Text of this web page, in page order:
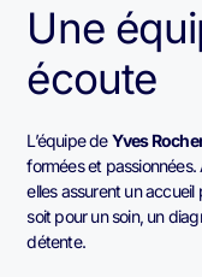
Une
écoute
L’équipe deYves
formées et
elles assurent un
soit pour un soin, un
détente.